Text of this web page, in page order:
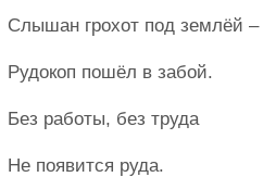
Слышан грохот под землёй –
Рудокоп пошёл в забой.
Без работы, без труда
Не появится руда.